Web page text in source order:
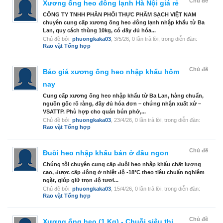
Xương ống heo đông lạnh Hà Nội giá rẻ
CÔNG TY TNHH PHÂN PHỐI THỰC PHẨM SẠCH VIỆT NAM
chuyên cung cấp xương ống heo đông lạnh nhập khẩu từ Ba
Lan, quy cách thùng 10kg, có đầy đủ hóa...
Chủ đề bởi: phuongkaka03 3/5/26 , 0 lần trả lời, trong diễn đàn:
Rao vặt Tổng hợp
Chủ đề
Báo giá xương ống heo nhập khẩu hôm
nay
Cung cấp xương ống heo nhập khẩu từ Ba Lan, hàng chuẩn,
nguồn gốc rõ ràng, đầy đủ hóa đơn – chứng nhận xuất xứ –
VSATTP. Phù hợp cho quán bún phở,...
Chủ đề bởi: phuongkaka03 23/4/26 , 0 lần trả lời, trong diễn đàn:
Rao vặt Tổng hợp
Chủ đề
Đuôi heo nhập khẩu bán ở đâu ngon
Chúng tôi chuyên cung cấp đuôi heo nhập khẩu chất lượng
cao, được cấp đông ở nhiệt độ -18°C theo tiêu chuẩn nghiêm
ngặt, giúp giữ trọn độ tươi...
Chủ đề bởi: phuongkaka03 15/4/26 , 0 lần trả lời, trong diễn đàn:
Rao vặt Tổng hợp
Chủ đề